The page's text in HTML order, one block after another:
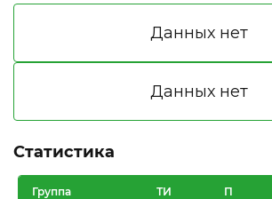
Статистика
Группа ТИ П